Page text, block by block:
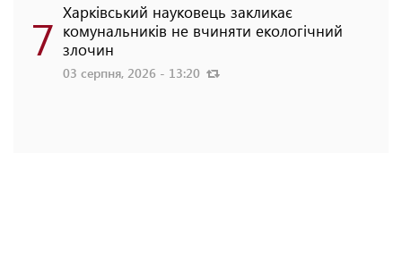
7 Харківський науковець закликає
комунальників не вчиняти екологічний
злочин
03 серпня, 2026 - 13:20